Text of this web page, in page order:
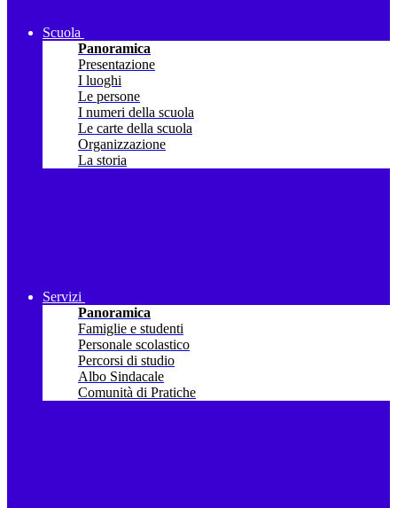
Scuola
Panoramica
Presentazione
I luoghi
Le persone
I numeri della scuola
Le carte della scuola
Organizzazione
La storia
Servizi
Panoramica
Famiglie e studenti
Personale scolastico
Percorsi di studio
Albo Sindacale
Comunità di Pratiche